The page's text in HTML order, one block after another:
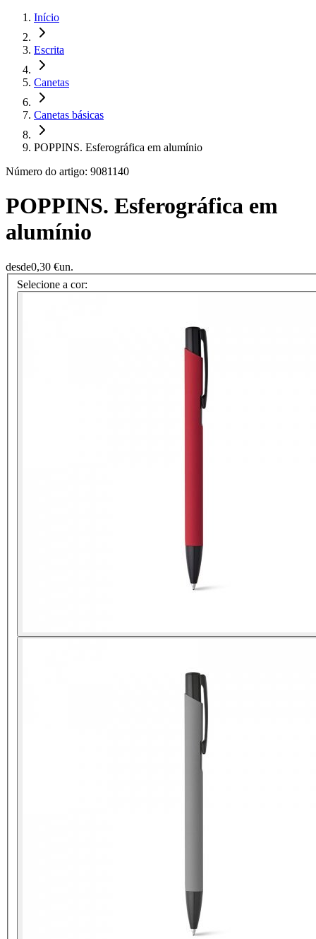
Início
Escrita
Canetas
Canetas básicas
POPPINS. Esferográfica em alumínio
Número do artigo: 9081140
POPPINS. Esferográfica em
alumínio
desde0,30 €un.
Selecione a cor: